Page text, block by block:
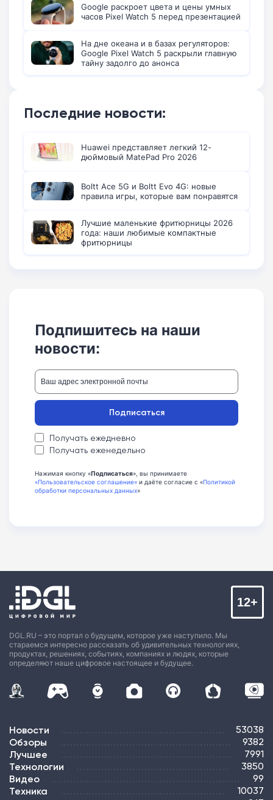
Google раскроет цвета и цены умных
часов Pixel Watch 5 перед презентацией
На дне океана и в базах регуляторов:
Google Pixel Watch 5 раскрыли главную
тайну задолго до анонса
Последние новости:
Huawei представляет легкий 12-
дюймовый MatePad Pro 2026
Boltt Ace 5G и Boltt Evo 4G: новые
правила игры, которые вам понравятся
Лучшие маленькие фритюрницы 2026
года: наши любимые компактные
фритюрницы
Подпишитесь на наши
новости:
Получать ежедневно
Получать еженедельно
Подписаться
Нажимая кнопку «Подписаться», вы принимаете
«Пользовательское соглашение» и даёте согласие с «Политикой
обработки персональных данных»
DGL.RU – это портал о будущем, которое уже наступило. Мы
стараемся интересно рассказать об удивительных технологиях,
продуктах, решениях, событиях, компаниях и людях, которые
определяют наше цифровое настоящее и будущее.
12+
Новости 53038
Обзоры 9382
Лучшее 7991
Технологии 3850
Видео 99
Техника 10037